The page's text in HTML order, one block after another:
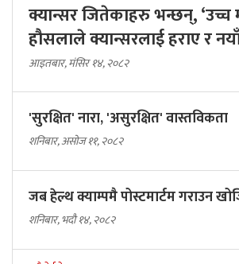
क्यान्सर जितेकाहरु भन्छन्,
हौसलाले क्यान्सरलाई हराए र
आइतबार, मंसिर १४, २०८२
'सुरक्षित' नारा, 'असुरक्षित' वास्तविकता
शनिबार, असोज ११, २०८२
जब हेल्थ क्याम्पमै पोस्टमार्टम गराउन
शनिबार, भदौ १४, २०८२